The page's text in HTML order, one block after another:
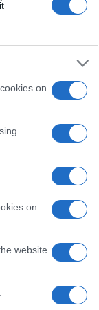
on
on
website
celebra